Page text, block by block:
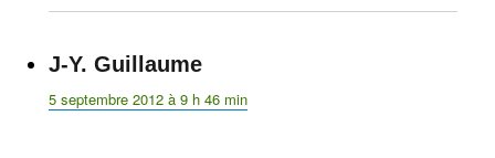
J-Y. Guillaume
5 septembre 2012 à 9 h 46 min